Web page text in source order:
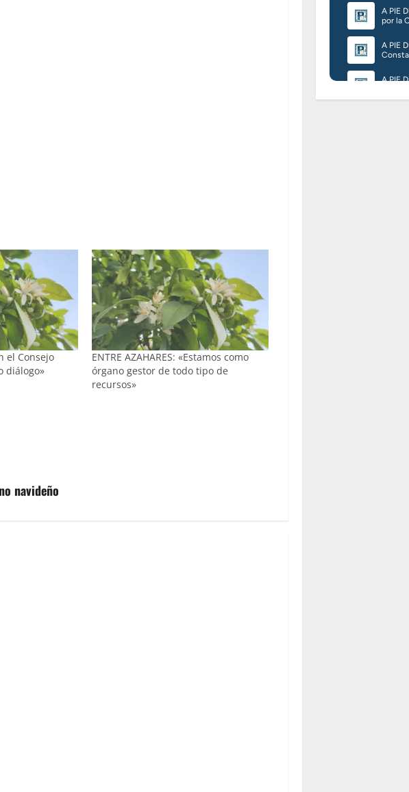
el Consejo
diálogo»
ENTRE AZAHARES: «Estamos como
órgano gestor de todo tipo de
recursos»
navideño